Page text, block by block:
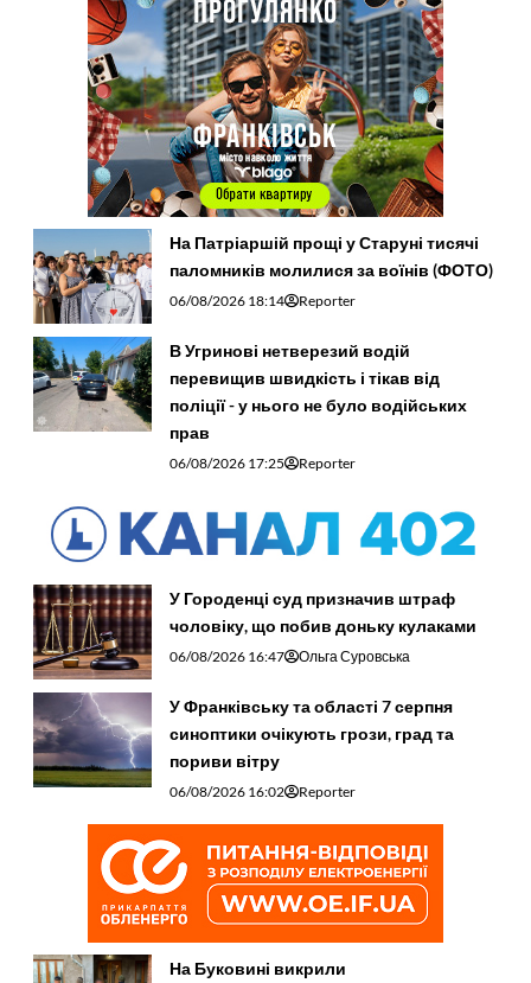
На Патріаршій прощі у Старуні тисячі
паломників молилися за воїнів (ФОТО)
06/08/2026 18:14 Reporter
В Угринові нетверезий водій
перевищив швидкість і тікав від
поліції - у нього не було водійських
прав
06/08/2026 17:25 Reporter
У Городенці суд призначив штраф
чоловіку, що побив доньку кулаками
06/08/2026 16:47 Ольга Суровська
У Франківську та області 7 серпня
синоптики очікують грози, град та
пориви вітру
06/08/2026 16:02 Reporter
На Буковині викрили